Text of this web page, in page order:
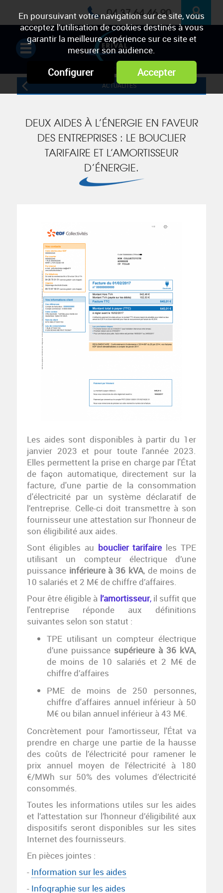
En poursuivant votre navigation sur ce site, vous
acceptez l’utilisation de cookies destinés à vous
garantir la meilleure expérience sur ce site et
mesurer son audience.
Configurer Accepter
ESPACE
PRIVÉ
04 37 64 46 90
ACTUALITÉS
DEUX AIDES À L’ÉNERGIE EN FAVEUR
DES ENTREPRISES : LE BOUCLIER
TARIFAIRE ET L’AMORTISSEUR
D’ÉNERGIE.
Les aides sont disponibles à partir du 1er
janvier 2023 et pour toute l'année 2023.
Elles permettent la prise en charge par l'État
de façon automatique, directement sur la
facture, d'une partie de la consommation
d'électricité par un système déclaratif de
l’entreprise. Celle-ci doit transmettre à son
fournisseur une attestation sur l’honneur de
son éligibilité aux aides.
Sont éligibles au bouclier tarifaire les TPE
utilisant un compteur électrique d’une
puissance inférieure à 36 kVA, de moins de
10 salariés et 2 M€ de chiffre d’affaires.
Pour être éligible à l’amortisseur,il suffit que
l'entreprise réponde aux définitions
suivantes selon son statut :
TPE utilisant un compteur électrique
d’une puissance supérieure à 36 kVA,
de moins de 10 salariés et 2 M€ de
chiffre d’affaires
PME de moins de 250 personnes,
chiffre d'affaires annuel inférieur à 50
M€ ou bilan annuel inférieur à 43 M€.
Concrètement pour l’amortisseur, l'État va
prendre en charge une partie de la hausse
des coûts de l’électricité pour ramener le
prix annuel moyen de l’électricité à 180
€/MWh sur 50% des volumes d’électricité
consommés.
Toutes les informations utiles sur les aides
et l’attestation sur l’honneur d’éligibilité aux
dispositifs seront disponibles sur les sites
Internet des fournisseurs.
En pièces jointes :
- Information sur les aides
- Infographie sur les aides